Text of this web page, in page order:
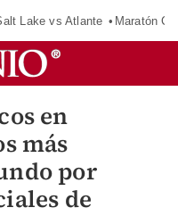
Lake vs Atlante Maratón
en
más
por
de